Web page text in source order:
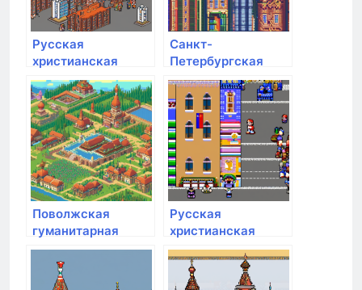
Русская
христианская
гуманитарная
академия им. Ф.М.
Достоевского
Санкт-
Петербургская
Юридическая
Академия
Поволжская
гуманитарная
академия
Русская
христианская
гуманитарная
академия им. Ф.М.
Достоевского